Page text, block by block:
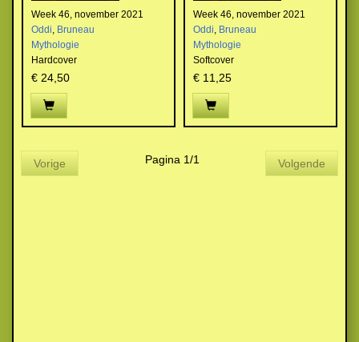
Week 46, november 2021
Oddi, Bruneau
Mythologie
Hardcover
€ 24,50
Week 46, november 2021
Oddi, Bruneau
Mythologie
Softcover
€ 11,25
Vorige Pagina 1/1 Volgende